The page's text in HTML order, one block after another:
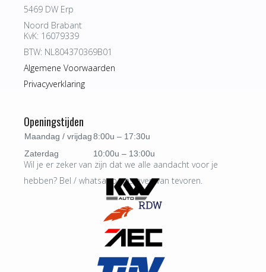
5469 DW Erp
Noord Brabant
KvK: 16079339
BTW: NL804370369B01
Algemene Voorwaarden
Privacyverklaring
Openingstijden
Maandag / vrijdag8:00u – 17:30u
Zaterdag
10:00u – 13:00u
Wil je er zeker van zijn dat we alle aandacht voor je
hebben? Bel / whatsapp ons even van tevoren.